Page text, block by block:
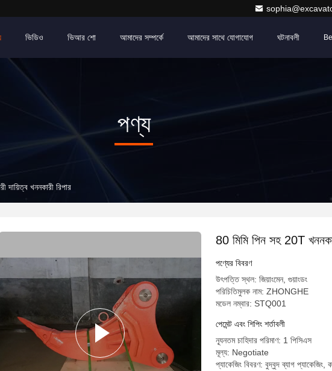
ভিডিও ভিআর শো আমাদের সম্পর্কে আমাদের সাথে যোগাযোগ ঘটনাবলী
পণ্য
দায়িত্ব খননকারী রিপার
80 মিমি পিন সহ 20T
পণ্যের বিবরণ
উৎপত্তি স্থল: জিয়াংমেন, গুয়াংডং
পরিচিতিমুলক নাম: ZHONGHE
মডেল নম্বার: STQ001
পেমেন্ট এবং শিপিং শর্তাবলী
ন্যূনতম চাহিদার পরিমাণ: 1 পিসিএস
মূল্য: Negotiate
প্যাকেজিং বিবরণ: বুদ্বুদ ব্যাগ প্যাকেজিং,